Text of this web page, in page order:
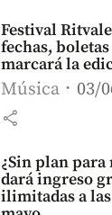
Festival
fechas,
marcará la
Música 03/
share
¿Sin plan para
dará ingreso
ilimitadas a las